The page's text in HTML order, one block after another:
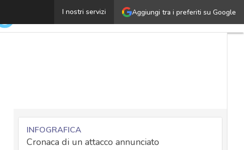
Aggiungi tra i preferiti su Google
I nostri servizi
Attacchi malware, Italia maglia nera d’Europa
INFOGRAFICA
Cronaca di un attacco annunciato